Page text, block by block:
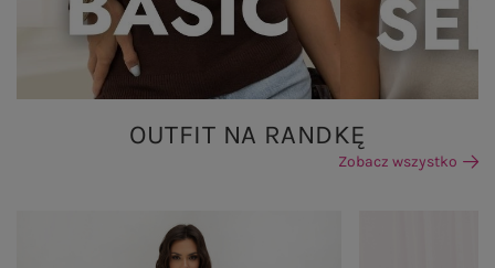
OUTFIT NA RANDKĘ
Zobacz wszystko